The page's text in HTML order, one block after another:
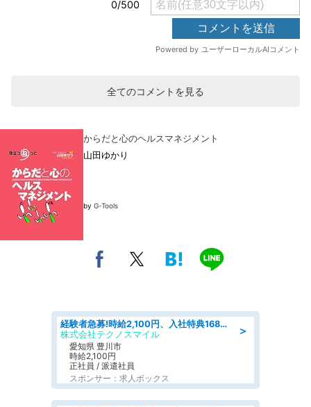
全てのコメントを見る
からだと心のヘルスマネジメント
山田ゆかり
by G-Tools
＞
経験者急募!時給2,100円、入社特典168万円の自動車製造業務/トヨタ自動車/tutumi
株式会社テクノスマイル
愛知県 豊川市
時給2,100円
正社員 / 派遣社員
スポンサー：求人ボックス